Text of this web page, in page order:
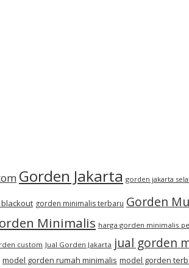
Gorden Jakarta gorden jakarta
gorden minimalis terbaru Gorden
Minimalis harga gorden minimalis
custom Jual Gorden Jakarta jual gorden
model gorden rumah minimalis model gorden